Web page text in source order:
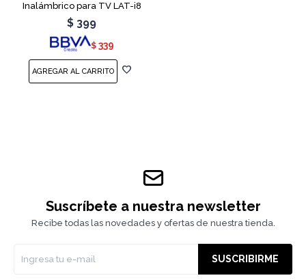
Inalámbrico para TV LAT-i8
$ 399
$ 339
Suscríbete a nuestra newsletter
Recibe todas las novedades y ofertas de nuestra tienda.
SUSCRIBIRME